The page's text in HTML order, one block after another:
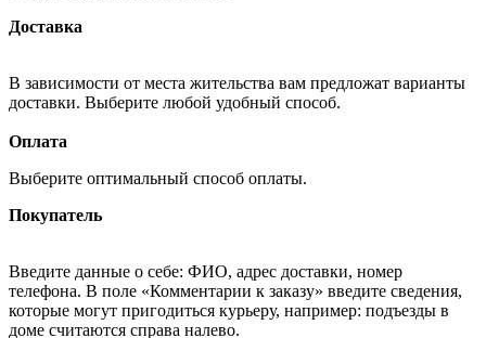
Доставка
В зависимости от места жительства вам предложат варианты
доставки. Выберите любой удобный способ.
Оплата
Выберите оптимальный способ оплаты.
Покупатель
Введите данные о себе: ФИО, адрес доставки, номер
телефона. В поле «Комментарии к заказу» введите сведения,
которые могут пригодиться курьеру, например: подъезды в
доме считаются справа налево.